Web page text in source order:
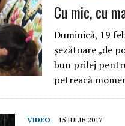
Cu mic, cu
Duminică, 19
șezătoare „de
bun prilej
petreacă
VIDEO 15 IULIE 2017